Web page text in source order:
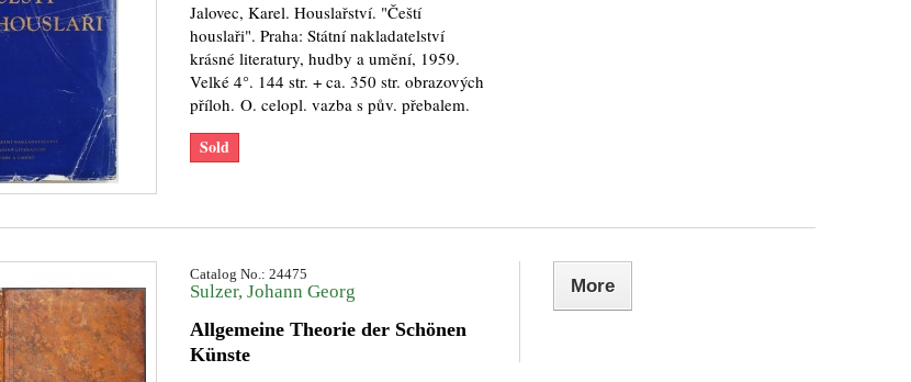
Jalovec, Karel. Houslařství. "Čeští
houslaři". Praha: Státní nakladatelství
krásné literatury, hudby a umění, 1959.
Velké 4°. 144 str. + ca. 350 str. obrazových
příloh. O. celopl. vazba s pův. přebalem.
Sold
Catalog No.: 24475
Sulzer, Johann Georg
Allgemeine Theorie der Schönen
Künste
More